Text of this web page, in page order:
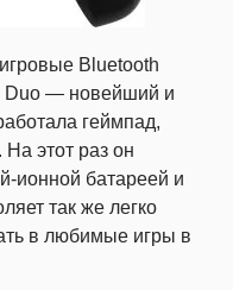
Bluetooth
Duo — новейший и
геймпад,
этот раз он
ионной батареей и
так же легко
в любимые игры в